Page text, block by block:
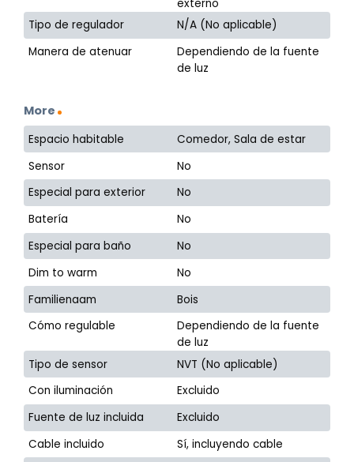
externo
Tipo de regulador
N/A (No aplicable)
Manera de atenuar
Dependiendo de la fuente
de luz
More
Espacio habitable
Comedor, Sala de estar
Sensor
No
Especial para exterior
No
Batería
No
Especial para baño
No
Dim to warm
No
Familienaam
Bois
Cómo regulable
Dependiendo de la fuente
de luz
Tipo de sensor
NVT (No aplicable)
Con iluminación
Excluido
Fuente de luz incluida
Excluido
Cable incluido
Sí, incluyendo cable